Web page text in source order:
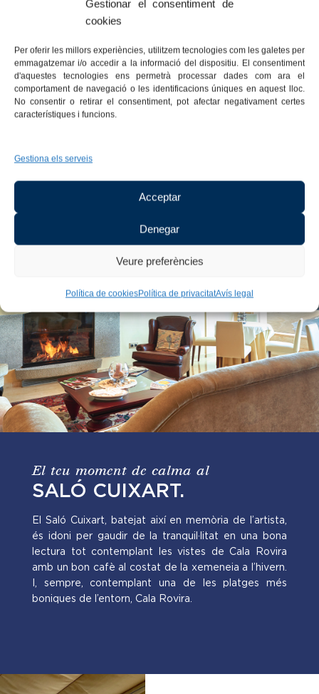
Gestionar el consentiment de
cookies
Per oferir les millors experiències, utilitzem tecnologies com les galetes per
emmagatzemar i/o accedir a la informació del dispositiu. El consentiment
d'aquestes tecnologies ens permetrà processar dades com ara el
comportament de navegació o les identificacions úniques en aquest lloc.
No consentir o retirar el consentiment, pot afectar negativament certes
característiques i funcions.
Gestiona els serveis
Acceptar
Denegar
Veure preferències
Política de cookiesPolítica de privacitatAvís legal
per gaudir de
banquets de petit
format.
El teu moment de calma al
SALÓ CUIXART.
El Saló Cuixart, batejat així en memòria de l’artista,
és idoni per gaudir de la tranquil·litat en una bona
lectura tot contemplant les vistes de Cala Rovira
amb un bon cafè al costat de la xemeneia a l’hivern.
I, sempre, contemplant una de les platges més
boniques de l’entorn, Cala Rovira.